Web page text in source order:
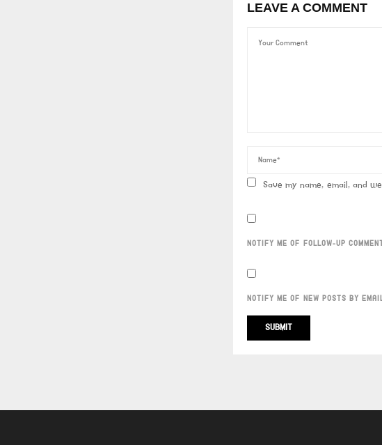
LEAVE A COMMENT
Save my name, email, and
NOTIFY ME OF FOLLOW-UP
NOTIFY ME OF NEW POSTS BY